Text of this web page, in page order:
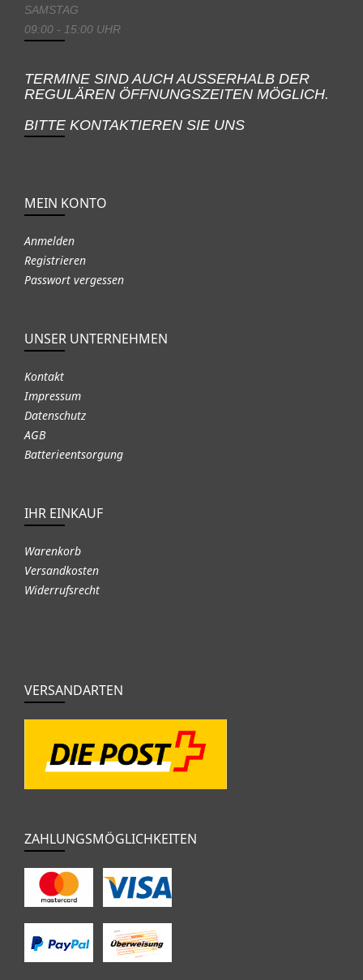
SAMSTAG
09:00 - 15:00 UHR
TERMINE SIND AUCH AUSSERHALB DER
REGULÄREN ÖFFNUNGSZEITEN MÖGLICH.
BITTE KONTAKTIEREN SIE UNS
MEIN KONTO
Anmelden
Registrieren
Passwort vergessen
UNSER UNTERNEHMEN
Kontakt
Impressum
Datenschutz
AGB
Batterieentsorgung
IHR EINKAUF
Warenkorb
Versandkosten
Widerrufsrecht
VERSANDARTEN
ZAHLUNGSMÖGLICHKEITEN